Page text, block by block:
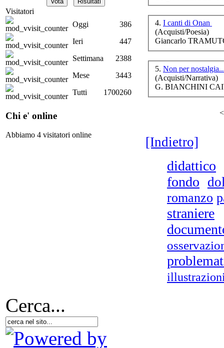
Visitatori
Oggi
386
Ieri
447
Settimana
2388
Mese
3443
Tutti
1700260
Chi e' online
Abbiamo 4 visitatori online
4. I canti di Onan
(Acquisti/Poesia)
Giancarlo
5. Non per
(Acquisti/Narrativa)
G. BIANCHINI
[Indietro]
didattico
fondo
romanzo
straniere
Cerca...